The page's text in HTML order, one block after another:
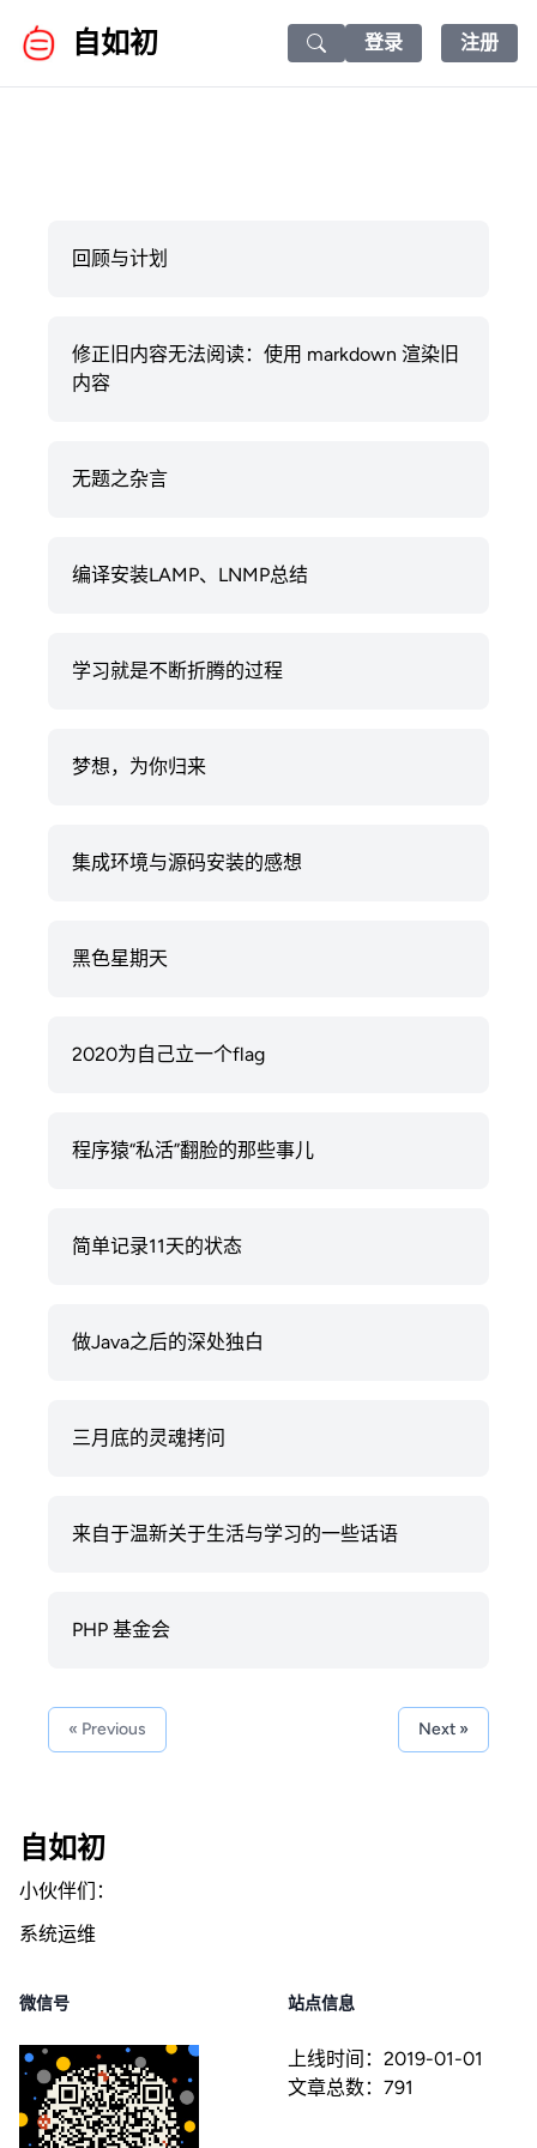
自如初
Search icon
登录 注册
回顾与计划
修正旧内容无法阅读：使用 markdown 渲染旧
内容
无题之杂言
编译安装LAMP、LNMP总结
学习就是不断折腾的过程
梦想，为你归来
集成环境与源码安装的感想
黑色星期天
2020为自己立一个flag
程序猿“私活”翻脸的那些事儿
简单记录11天的状态
做Java之后的深处独白
三月底的灵魂拷问
来自于温新关于生活与学习的一些话语
PHP 基金会
« Previous Next »
自如初
小伙伴们：
系统运维
微信号 站点信息
上线时间： 2019-01-01
文章总数： 791